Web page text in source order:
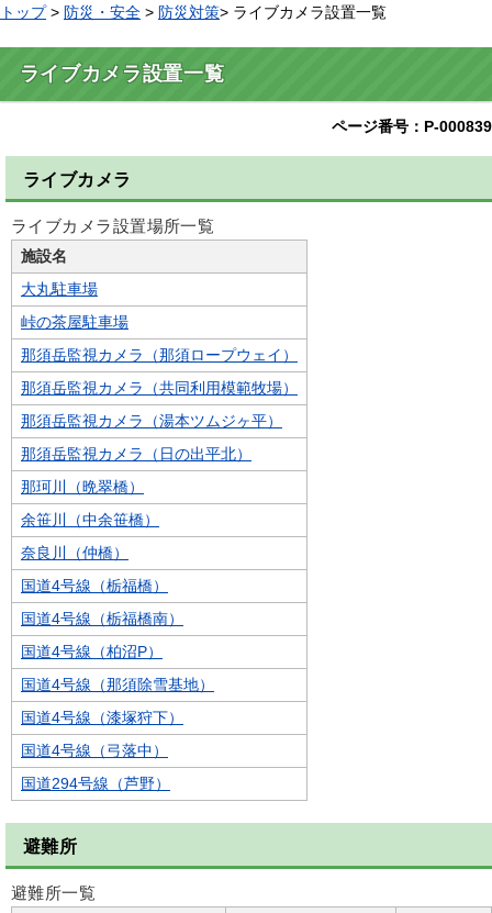
トップ> 防災・安全 > 防災対策> ライブカメラ設置一覧
ライブカメラ設置一覧
ページ番号：P-000839
ライブカメラ
ライブカメラ設置場所一覧
施設名
大丸駐車場
峠の茶屋駐車場
那須岳監視カメラ（那須ロープウェイ）
那須岳監視カメラ（共同利用模範牧場）
那須岳監視カメラ（湯本ツムジヶ平）
那須岳監視カメラ（日の出平北）
那珂川（晩翠橋）
余笹川（中余笹橋）
奈良川（仲橋）
国道4号線（栃福橋）
国道4号線（栃福橋南）
国道4号線（柏沼P）
国道4号線（那須除雪基地）
国道4号線（漆塚狩下）
国道4号線（弓落中）
国道294号線（芦野）
避難所
避難所一覧